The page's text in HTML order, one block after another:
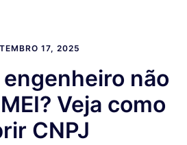
17, 2025
não
Veja como
CNPJ